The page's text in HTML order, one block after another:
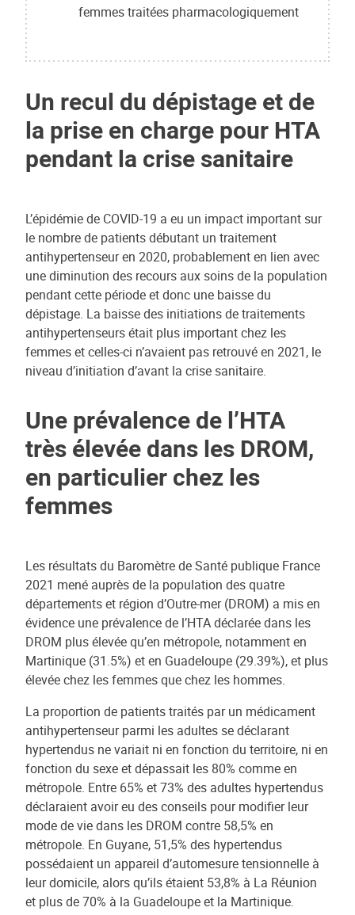
femmes traitées pharmacologiquement
Un recul du dépistage et de
la prise en charge pour HTA
pendant la crise sanitaire
L’épidémie de COVID-19 a eu un impact important sur
le nombre de patients débutant un traitement
antihypertenseur en 2020, probablement en lien avec
une diminution des recours aux soins de la population
pendant cette période et donc une baisse du
dépistage. La baisse des initiations de traitements
antihypertenseurs était plus important chez les
femmes et celles-ci n’avaient pas retrouvé en 2021, le
niveau d’initiation d’avant la crise sanitaire.
Une prévalence de l’HTA
très élevée dans les DROM,
en particulier chez les
femmes
Les résultats du Baromètre de Santé publique France
2021 mené auprès de la population des quatre
départements et région d’Outre-mer (DROM) a mis en
évidence une prévalence de l’HTA déclarée dans les
DROM plus élevée qu’en métropole, notamment en
Martinique (31.5%) et en Guadeloupe (29.39%), et plus
élevée chez les femmes que chez les hommes.
La proportion de patients traités par un médicament
antihypertenseur parmi les adultes se déclarant
hypertendus ne variait ni en fonction du territoire, ni en
fonction du sexe et dépassait les 80% comme en
métropole. Entre 65% et 73% des adultes hypertendus
déclaraient avoir eu des conseils pour modifier leur
mode de vie dans les DROM contre 58,5% en
métropole. En Guyane, 51,5% des hypertendus
possédaient un appareil d’automesure tensionnelle à
leur domicile, alors qu’ils étaient 53,8% à La Réunion
et plus de 70% à la Guadeloupe et la Martinique.